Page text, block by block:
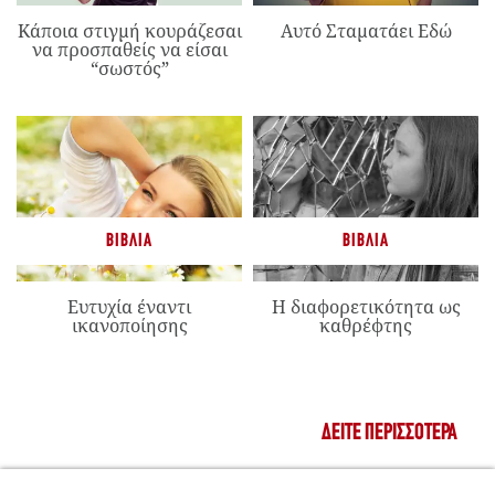
Κάποια στιγμή κουράζεσαι
να προσπαθείς να είσαι
“σωστός”
Αυτό Σταματάει Εδώ
ΒΙΒΛΊΑ
Ευτυχία έναντι
ικανοποίησης
ΒΙΒΛΊΑ
Η διαφορετικότητα ως
καθρέφτης
ΔΕΊΤΕ ΠΕΡΙΣΣΌΤΕΡΑ